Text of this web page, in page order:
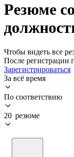
Резюме
Чтобы видеть все
После регистрации
Зарегистрироваться
За всё время
По соответствию
20 резюме